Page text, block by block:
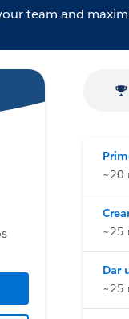
team and
~20
~25
Dar
~25